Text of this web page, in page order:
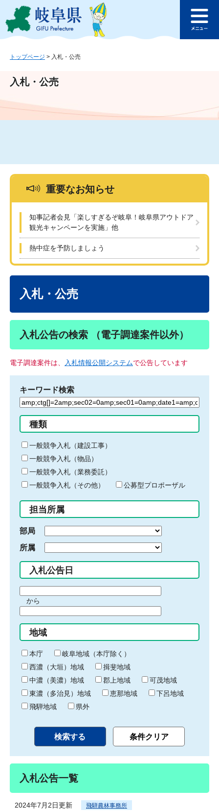
ジ
ュ
文
このページの本文へ
ュ
トップページ > 入札・公売
入札・公売
重要なお知らせ
知事記者会見「楽しすぎるぞ岐阜！岐阜県アウトドア
観光キャンペーンを実施」他
熱中症を予防しましょう
入札・公売
入札公告の検索 （電子調達案件以外）
電子調達案件は、 入札情報公開システムで公告しています
キーワード検索
検
る
キ
ー
ワ
ー
ド
入
力
種類
一般競争入札（建設工事）
一般競争入札（物品）
一般競争入札（業務委託）
一般競争入札（その他）
公募型プロポーザル
担当所属
部局
所属
入札公告日
間
始
り
から
間
終
わ
り
地域
本庁
岐阜地域（本庁除く）
西濃（大垣）地域
揖斐地域
中濃（美濃）地域
郡上地域
可茂地域
東濃（多治見）地域
恵那地域
下呂地域
飛騨地域
県外
入札公告一覧
2024年7月2日更新 飛騨農林事務所